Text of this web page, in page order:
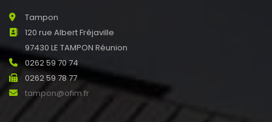
Tampon
120 rue Albert Fréjaville
97430 LE TAMPON Réunion
0262 59 70 74
0262 59 78 77
tampon@ofim.fr